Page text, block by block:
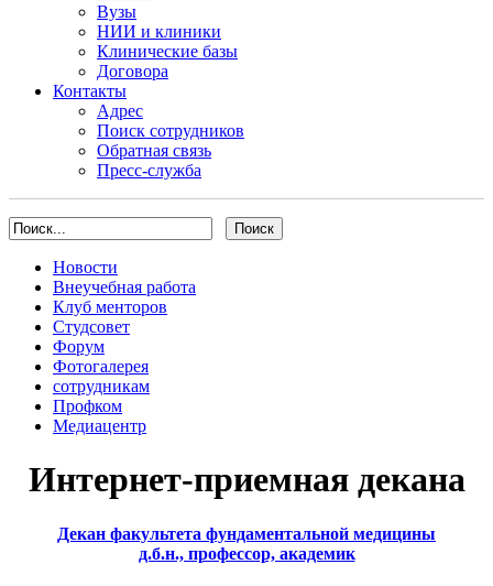
Вузы
НИИ и клиники
Клинические базы
Договора
Контакты
Адрес
Поиск сотрудников
Обратная связь
Пресс-служба
Новости
Внеучебная работа
Клуб менторов
Студсовет
Форум
Фотогалерея
сотрудникам
Профком
Медиацентр
Интернет-приемная декана
Декан факультета фундаментальной медицины
д.б.н., профессор, академик